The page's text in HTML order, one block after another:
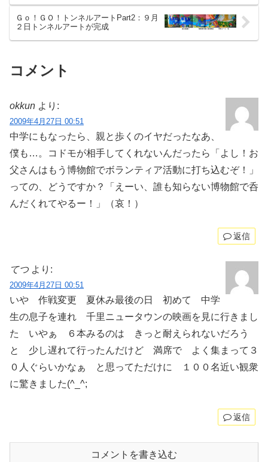
Ｇｏ！ＧＯ！トンネルアートPart2：９月
２日トンネルアートが完成
コメント
okkun より:
2009年4月27日 00:51
中学にもなったら、親と歩くのイヤだったなあ、
僕も…。コドモが相手してくれないんだったら「よし！お
父さんはもう博物館でボランティア活動に打ち込むぞ！」
っての、どうですか？「えーい、誰も知らない博物館で呑
んだくれてやるー！」（哀！）
返信
てつ より:
2009年4月27日 00:51
いや 作戦変更 夏休み最後の日 初めて 中学
生の息子を連れ 千里ニュータウンの映画を見に行きまし
た いやぁ ６本みるのは きっと耐えられないだろう
と 少し遅れて行ったんだけど 満席で よく集まって３
０人ぐらいかなぁ と思ってただけに １００名近い観衆
に驚きました(^_^;
返信
コメントを書き込む